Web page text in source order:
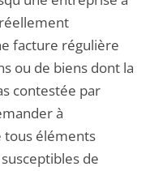
facture régulière
ou de biens dont la
contestée par
à
tous éléments
de